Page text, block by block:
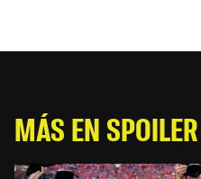
MÁS EN SPOILER